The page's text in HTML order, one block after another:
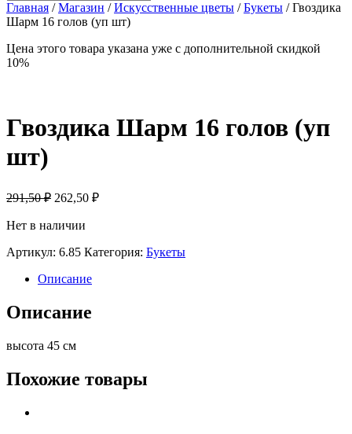
Главная /Магазин /Искусственные цветы /Букеты / Гвоздика
Шарм 16 голов (уп шт)
Цена этого товара указана уже c дополнительной скидкой
10%
Гвоздика Шарм 16 голов (уп
шт)
291,50 ₽ 262,50 ₽
Нет в наличии
Артикул: 6.85 Категория: Букеты
Описание
Описание
высота 45 см
Похожие товары